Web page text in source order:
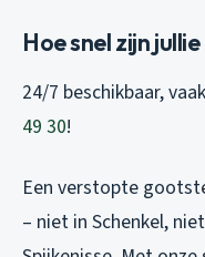
Hoe snel zijn
24/7 beschikbaar,
49 30!
Een verstopte
– niet in Schenkel,